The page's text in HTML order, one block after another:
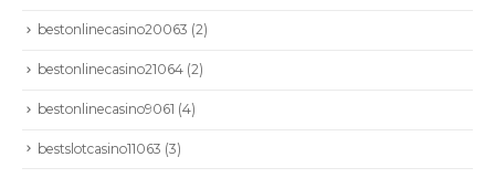
bestonlinecasino20063 (2)
bestonlinecasino21064 (2)
bestonlinecasino9061 (4)
bestslotcasino11063 (3)